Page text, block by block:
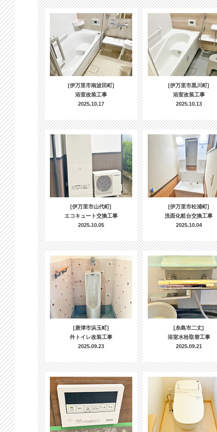
[伊万里市南波田町]
浴室改装工事
2025.10.17
[伊万里市黒川町]
浴室改装工事
2025.10.13
[伊万里市山代町]
エコキュート交換工事
2025.10.05
[伊万里市松浦町]
洗面化粧台交換工事
2025.10.04
[唐津市浜玉町]
外トイレ改装工事
2025.09.23
[糸島市二丈]
浴室水栓取替工事
2025.09.21